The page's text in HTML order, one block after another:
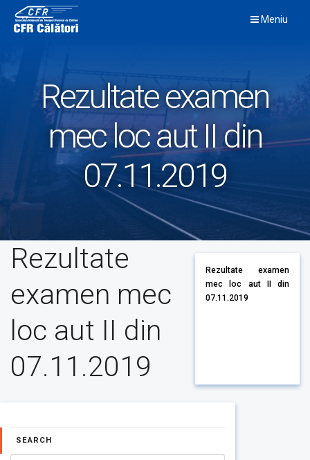
content
Meniu
Rezultate examen
mec loc aut II din
07.11.2019
Rezultate
examen mec
loc aut II din
07.11.2019
Rezultate examen
mec loc aut II din
07.11.2019
SEARCH